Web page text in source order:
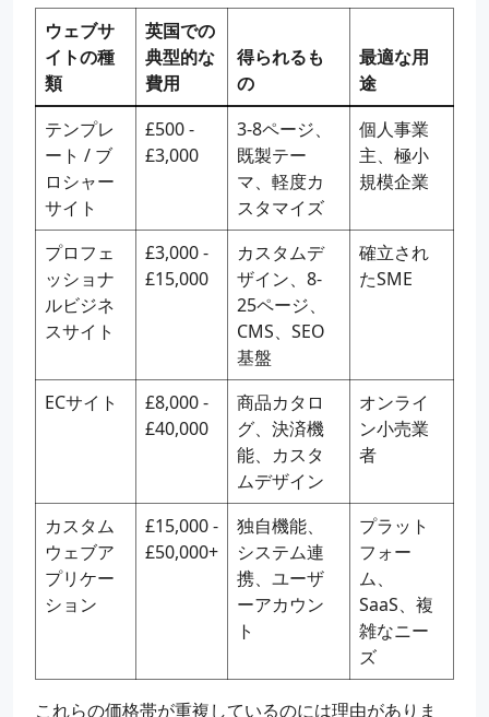
ウェブサ
イトの種
類
英国での
典型的な
費用
得られるも
の
最適な用
途
テンプレ
ート / ブ
ロシャー
サイト
£500 -
£3,000
3-8ページ、
既製テー
マ、軽度カ
スタマイズ
個人事業
主、極小
規模企業
プロフェ
ッショナ
ルビジネ
スサイト
£3,000 -
£15,000
カスタムデ
ザイン、8-
25ページ、
CMS、SEO
基盤
確立され
たSME
ECサイト
£8,000 -
£40,000
商品カタロ
グ、決済機
能、カスタ
ムデザイン
オンライ
ン小売業
者
カスタム
ウェブア
プリケー
ション
£15,000 -
£50,000+
独自機能、
システム連
携、ユーザ
ーアカウン
ト
プラット
フォー
ム、
SaaS、複
雑なニー
ズ
これらの価格帯が重複しているのには理由がありま